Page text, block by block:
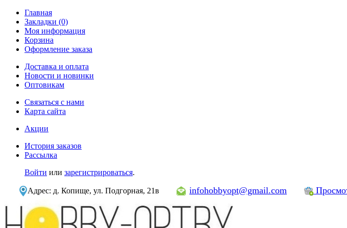
Главная
Закладки (0)
Моя информация
Корзина
Оформление заказа
Доставка и оплата
Новости и новинки
Оптовикам
Связаться с нами
Карта сайта
Акции
История заказов
Рассылка
Войти или зарегистрироваться.
Адрес: д. Копище, ул. Подгорная, 21в infohobbyopt@gmail.com